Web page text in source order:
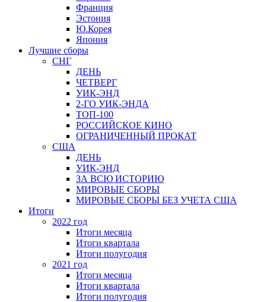
Франция
Эстония
Ю.Корея
Япония
Лучшие сборы
СНГ
ДЕНЬ
ЧЕТВЕРГ
УИК-ЭНД
2-ГО УИК-ЭНДА
ТОП-100
РОССИЙСКОЕ КИНО
ОГРАНИЧЕННЫЙ ПРОКАТ
США
ДЕНЬ
УИК-ЭНД
ЗА ВСЮ ИСТОРИЮ
МИРОВЫЕ СБОРЫ
МИРОВЫЕ СБОРЫ БЕЗ УЧЕТА США
Итоги
2022 год
Итоги месяца
Итоги квартала
Итоги полугодия
2021 год
Итоги месяца
Итоги квартала
Итоги полугодия